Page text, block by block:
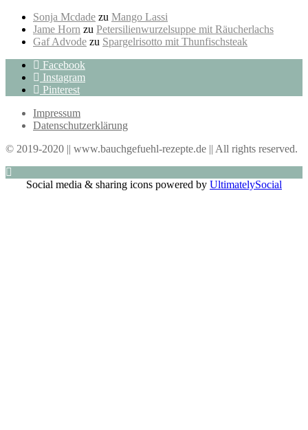
Sonja Mcdade zu Mango Lassi
Jame Horn zu Petersilienwurzelsuppe mit Räucherlachs
Gaf Advode zu Spargelrisotto mit Thunfischsteak
Facebook
Instagram
Pinterest
Impressum
Datenschutzerklärung
© 2019-2020 || www.bauchgefuehl-rezepte.de || All rights reserved.
Social media & sharing icons powered by UltimatelySocial